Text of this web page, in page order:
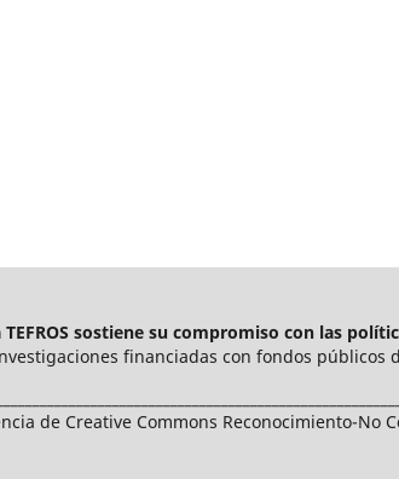
TEFROS sostiene su compromiso con las
financiadas con fondos
de Creative Commons Reconocimiento-